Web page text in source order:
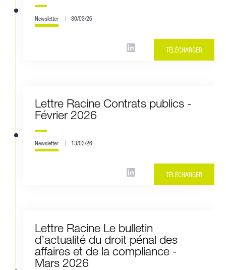
Newsletter 30/03/26
TÉLÉCHARGER
Lettre Racine Contrats publics -
Février 2026
Newsletter 13/03/26
TÉLÉCHARGER
Lettre Racine Le bulletin
d’actualité du droit pénal des
affaires et de la compliance -
Mars 2026